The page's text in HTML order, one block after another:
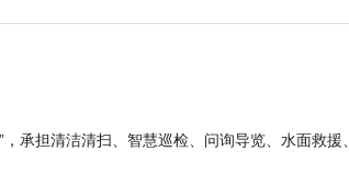
承担清洁清扫、智慧巡检、问询导览、水面救援